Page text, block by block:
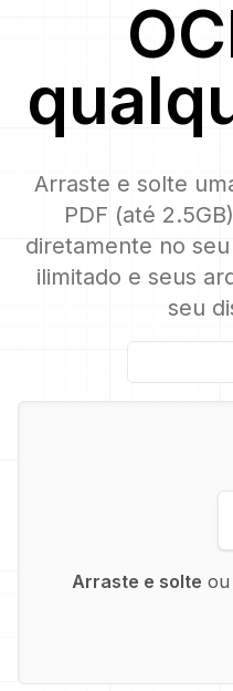
Arraste e solte
PDF (até
diretamente no
ilimitado e seus
seu
Arraste e solte ou